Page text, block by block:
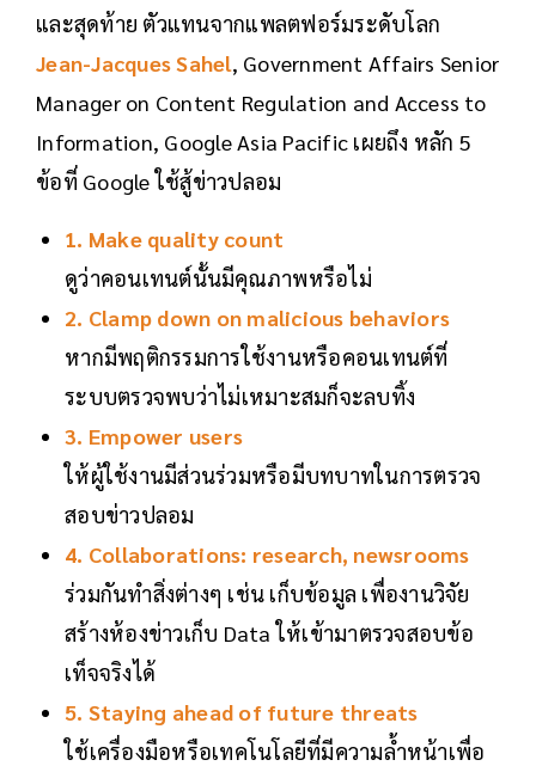
และสุดท้าย ตัวแทนจากแพลตฟอร์มระดับโลก
Jean-Jacques Sahel, Government Affairs Senior
Manager on Content Regulation and Access to
Information, Google Asia Pacific เผยถึง หลัก 5
ข้อที่ Google ใช้สู้ข่าวปลอม
1. Make quality count
ดูว่าคอนเทนต์นั้นมีคุณภาพหรือไม่
2. Clamp down on malicious behaviors
หากมีพฤติกรรมการใช้งานหรือคอนเทนต์ที่
ระบบตรวจพบว่าไม่เหมาะสมก็จะลบทิ้ง
3. Empower users
ให้ผู้ใช้งานมีส่วนร่วมหรือมีบทบาทในการตรวจ
สอบข่าวปลอม
4. Collaborations: research, newsrooms
ร่วมกันทำสิ่งต่างๆ เช่น เก็บข้อมูล เพื่องานวิจัย
สร้างห้องข่าวเก็บ Data ให้เข้ามาตรวจสอบข้อ
เท็จจริงได้
5. Staying ahead of future threats
ใช้เครื่องมือหรือเทคโนโลยีที่มีความล้ำหน้าเพื่อ